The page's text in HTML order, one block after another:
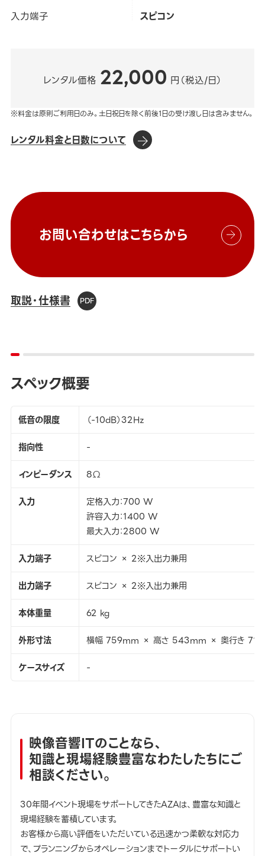
入力端子 スピコン
レンタル価格 22,000 円（税込/日）
※料金は原則ご利用日のみ。土日祝日を除く前後1日の受け渡し日は含みません。
レンタル料金と日数について
お問い合わせはこちらから
取説・仕様書
スペック概要
低音の限度
（-10dB）32Hz
指向性
-
インピーダンス
8Ω
入力
定格入力：700 W
許容入力：1400 W
最大入力：2800 W
入力端子
スピコン × 2※入出力兼用
出力端子
スピコン × 2※入出力兼用
本体重量
62 kg
外形寸法
横幅 759mm × 高さ 543mm × 奥行き
ケースサイズ
-
映像音響ITのことなら、
知識と現場経験豊富なわたしたちにご
相談ください。
30年間イベント現場をサポートしてきたAZAは、豊富な知識と
現場経験を蓄積しています。
お客様から高い評価をいただいている迅速かつ柔軟な対応力
で、プランニングからオペレーションまでトータルにサポートい